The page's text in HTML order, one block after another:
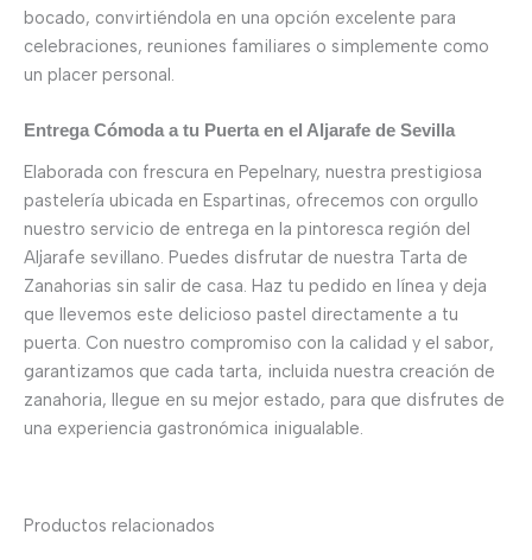
bocado, convirtiéndola en una opción excelente para
celebraciones, reuniones familiares o simplemente como
un placer personal.
Entrega Cómoda a tu Puerta en el Aljarafe de Sevilla
Elaborada con frescura en Pepelnary, nuestra prestigiosa
pastelería ubicada en Espartinas, ofrecemos con orgullo
nuestro servicio de entrega en la pintoresca región del
Aljarafe sevillano. Puedes disfrutar de nuestra Tarta de
Zanahorias sin salir de casa. Haz tu pedido en línea y deja
que llevemos este delicioso pastel directamente a tu
puerta. Con nuestro compromiso con la calidad y el sabor,
garantizamos que cada tarta, incluida nuestra creación de
zanahoria, llegue en su mejor estado, para que disfrutes de
una experiencia gastronómica inigualable.
Productos relacionados